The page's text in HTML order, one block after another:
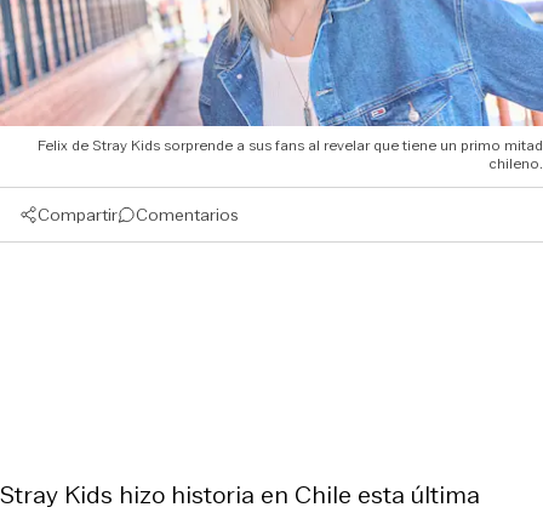
Felix de Stray Kids sorprende a sus fans al revelar que tiene un primo mitad
chileno.
Compartir Comentarios
Stray Kids hizo historia en Chile esta última